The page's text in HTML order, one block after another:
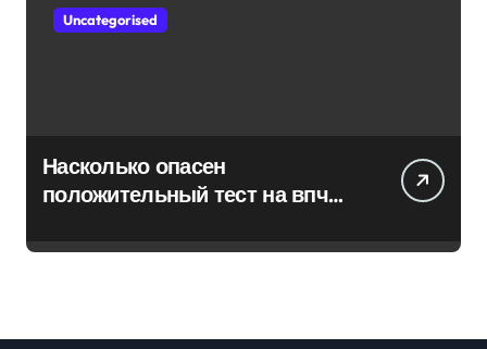
Uncategorised
Насколько опасен
положительный тест на впч